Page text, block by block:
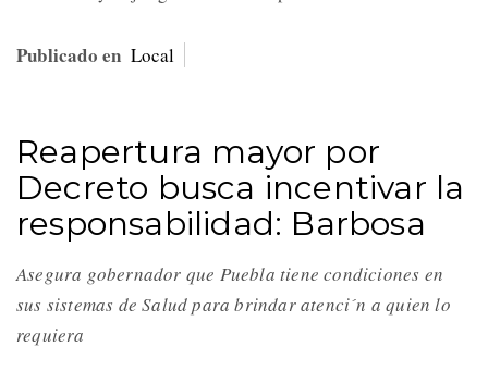
Publicado en Local
Reapertura mayor por
Decreto busca incentivar la
responsabilidad: Barbosa
Asegura gobernador que Puebla tiene condiciones en
sus sistemas de Salud para brindar atenci´n a quien lo
requiera